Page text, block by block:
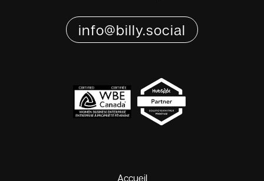
info@billy.social
Accueil